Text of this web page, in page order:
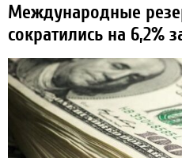
Международные
сократились на 6,2%